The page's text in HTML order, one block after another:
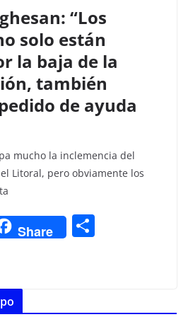
“Los
solo están
la baja de la
también
de ayuda
mucho la inclemencia del
Litoral, pero obviamente los
Share